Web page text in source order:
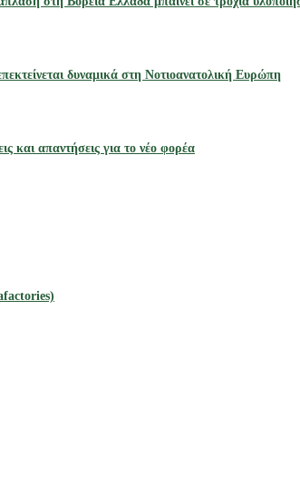
δυναμικά στη Νοτιοανατολική Ευρώπη
και απαντήσεις για το νέο φορέα